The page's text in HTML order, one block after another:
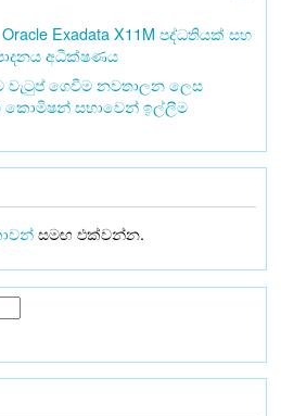
Exadata X11M පද්ධතියක් සහ
අධීක්ෂණය
ගෙවීම නවතාලන ලෙස
කොමිෂන් සභාවෙන් ඉල්ලීම
සමඟ එක්වන්න.